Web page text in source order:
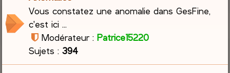
Vous constatez une anomalie dans GesFine,
c'est ici ...
Modérateur : Patrice15220
Sujets :394